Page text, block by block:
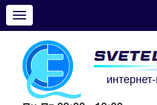
Показать
меню